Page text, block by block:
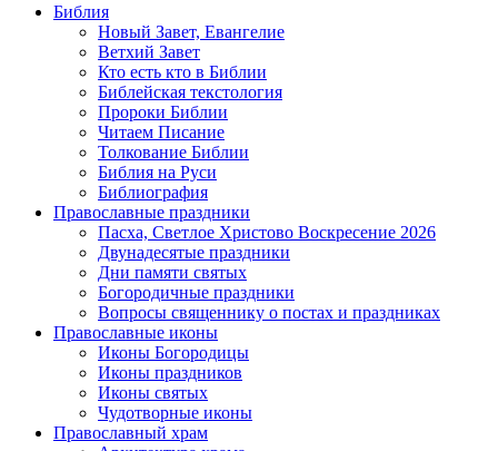
Библия
Новый Завет, Евангелие
Ветхий Завет
Кто есть кто в Библии
Библейская текстология
Пророки Библии
Читаем Писание
Толкование Библии
Библия на Руси
Библиография
Православные праздники
Пасха, Светлое Христово Воскресение 2026
Двунадесятые праздники
Дни памяти святых
Богородичные праздники
Вопросы священнику о постах и праздниках
Православные иконы
Иконы Богородицы
Иконы праздников
Иконы святых
Чудотворные иконы
Православный храм